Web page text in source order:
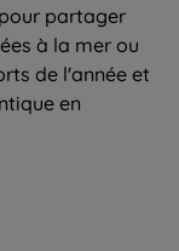
partager
à la mer ou
de l'année et
en